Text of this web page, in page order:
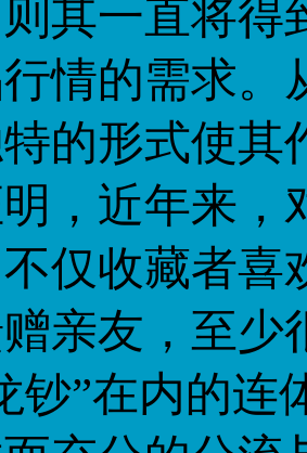
其一直将得
情的需求。
的形式使其
，近年来，
仅收藏者喜
亲友，至少
钞”在内的连